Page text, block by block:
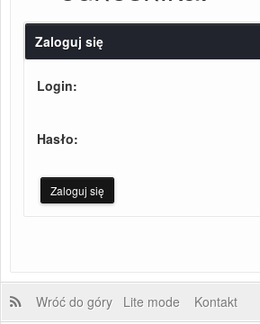
Zaloguj się
Login:
Hasło:
Wróć do góry Lite mode
Kontakt